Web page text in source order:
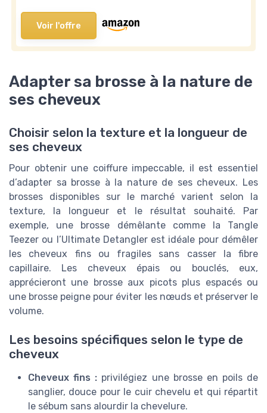
Voir l'offre
Adapter sa brosse à la nature de
ses cheveux
Choisir selon la texture et la longueur de
ses cheveux
Pour obtenir une coiffure impeccable, il est essentiel
d’adapter sa brosse à la nature de ses cheveux. Les
brosses disponibles sur le marché varient selon la
texture, la longueur et le résultat souhaité. Par
exemple, une brosse démêlante comme la Tangle
Teezer ou l’Ultimate Detangler est idéale pour démêler
les cheveux fins ou fragiles sans casser la fibre
capillaire. Les cheveux épais ou bouclés, eux,
apprécieront une brosse aux picots plus espacés ou
une brosse peigne pour éviter les nœuds et préserver le
volume.
Les besoins spécifiques selon le type de
cheveux
Cheveux fins : privilégiez une brosse en poils de
sanglier, douce pour le cuir chevelu et qui répartit
le sébum sans alourdir la chevelure.